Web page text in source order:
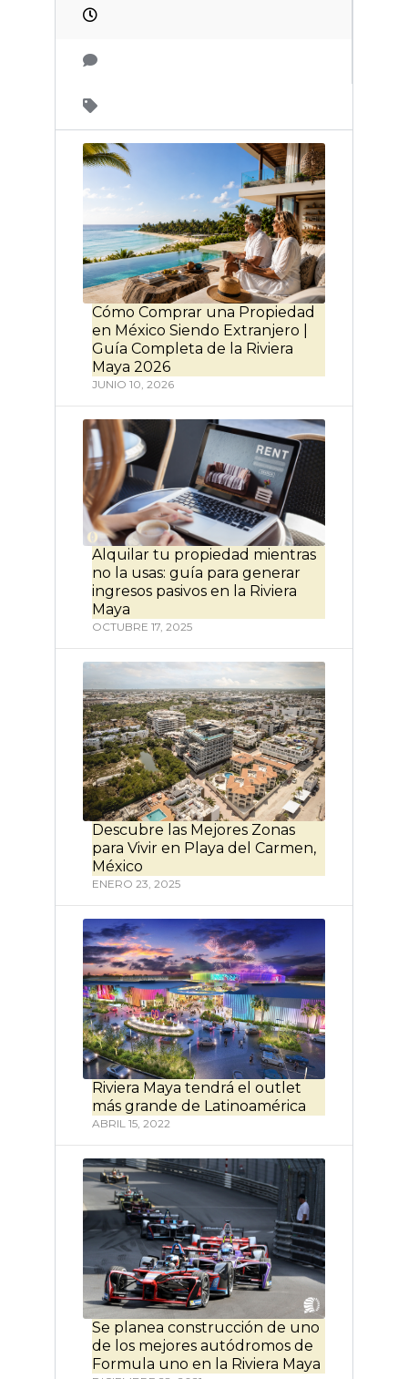
Cómo Comprar una Propiedad
en México Siendo Extranjero |
Guía Completa de la Riviera
Maya 2026
JUNIO 10, 2026
Alquilar tu propiedad mientras
no la usas: guía para generar
ingresos pasivos en la Riviera
Maya
OCTUBRE 17, 2025
Descubre las Mejores Zonas
para Vivir en Playa del Carmen,
México
ENERO 23, 2025
Riviera Maya tendrá el outlet
más grande de Latinoamérica
ABRIL 15, 2022
Se planea construcción de uno
de los mejores autódromos de
Formula uno en la Riviera Maya